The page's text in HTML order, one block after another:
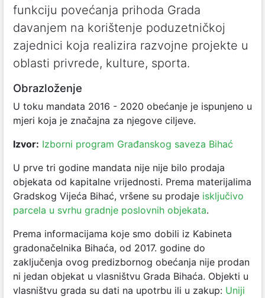
funkciju povećanja prihoda Grada
davanjem na korištenje poduzetničkoj
zajednici koja realizira razvojne projekte u
oblasti privrede, kulture, sporta.
Obrazloženje
U toku mandata 2016 - 2020 obećanje je ispunjeno u
mjeri koja je značajna za njegove ciljeve.
Izvor: Izborni program Građanskog saveza Bihać
U prve tri godine mandata nije nije bilo prodaja
objekata od kapitalne vrijednosti. Prema materijalima
Gradskog Vijeća Bihać, vršene su prodaje isključivo
parcela u svrhu gradnje poslovnih objekata.
Prema informacijama koje smo dobili iz Kabineta
gradonačelnika Bihaća, od 2017. godine do
zaključenja ovog predizbornog obećanja nije prodan
ni jedan objekat u vlasništvu Grada Bihaća. Objekti u
vlasništvu grada su dati na upotrbu ili u zakup: Uniji